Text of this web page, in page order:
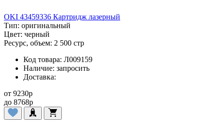
OKI 43459336 Картридж лазерный
Тип: оригинальный
Цвет: черный
Ресурс, объем: 2 500 стр
Код товара: Л009159
Наличие: запросить
Доставка:
от 9230p
до 8768p